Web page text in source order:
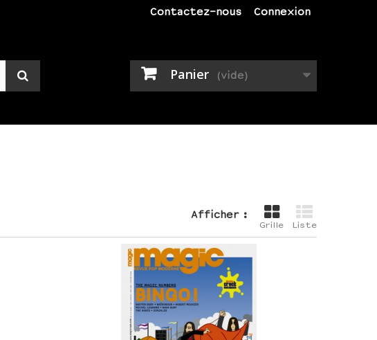
Connexion
Contactez-nous
Panier (vide)
Afficher :
Grille Liste